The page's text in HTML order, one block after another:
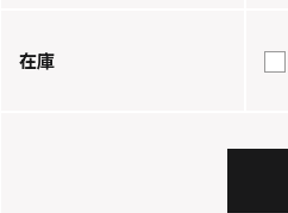
在庫